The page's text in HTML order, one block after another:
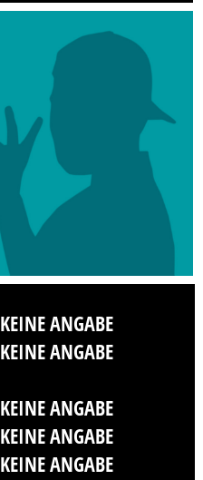
KEINE ANGABE
KEINE ANGABE
KEINE ANGABE
KEINE ANGABE
KEINE ANGABE